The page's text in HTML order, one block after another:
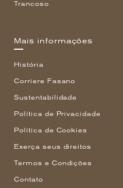
Trancoso
Mais informações
História
Corriere Fasano
Sustentabilidade
Política de Privacidade
Política de Cookies
Exerça seus direitos
Termos e Condições
Contato